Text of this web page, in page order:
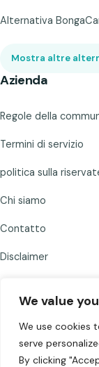
We value
We use cookies
serve
By clicking
Alternativa
Mostra altre
Azienda
Regole della
Termini di servizio
politica sulla
Chi siamo
Contatto
Disclaimer
Condividi Chat to